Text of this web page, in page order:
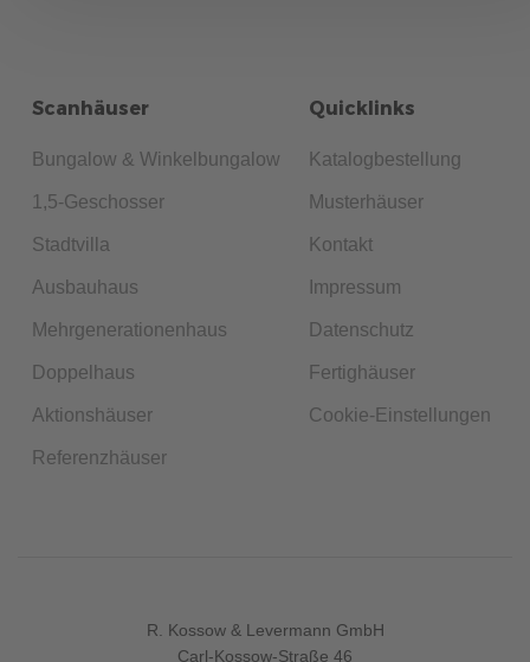
Scanhäuser
Bungalow & Winkelbungalow
1,5-Geschosser
Stadtvilla
Ausbauhaus
Mehrgenerationenhaus
Doppelhaus
Aktionshäuser
Referenzhäuser
Quicklinks
Katalogbestellung
Musterhäuser
Kontakt
Impressum
Datenschutz
Fertighäuser
Cookie-Einstellungen
R. Kossow & Levermann GmbH
Carl-Kossow-Straße 46